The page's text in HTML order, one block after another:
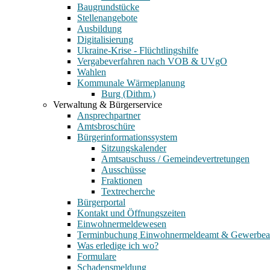
Baugrundstücke
Stellenangebote
Ausbildung
Digitalisierung
Ukraine-Krise - Flüchtlingshilfe
Vergabeverfahren nach VOB & UVgO
Wahlen
Kommunale Wärmeplanung
Burg (Dithm.)
Verwaltung & Bürgerservice
Ansprechpartner
Amtsbroschüre
Bürgerinformationssystem
Sitzungskalender
Amtsauschuss / Gemeindevertretungen
Ausschüsse
Fraktionen
Textrecherche
Bürgerportal
Kontakt und Öffnungszeiten
Einwohnermeldewesen
Terminbuchung Einwohnermeldeamt &
Was erledige ich wo?
Formulare
Schadensmeldung